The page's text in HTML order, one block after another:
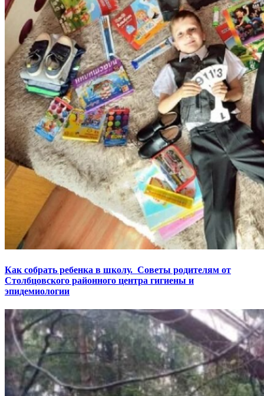
Как собрать ребенка в школу. Советы родителям от
Столбцовского районного центра гигиены и
эпидемиологии